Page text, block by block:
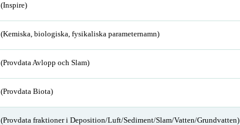
(Inspire)
(Kemiska, biologiska, fysikaliska parameternamn)
(Provdata Avlopp och Slam)
(Provdata Biota)
(Provdata fraktioner i Deposition/Luft/Sediment/Slam/Vatten/Grundvatten)